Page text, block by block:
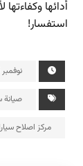
أدائها
استفسار!
نوفمبر 5, 2024
صيانة
مركز اصلاح